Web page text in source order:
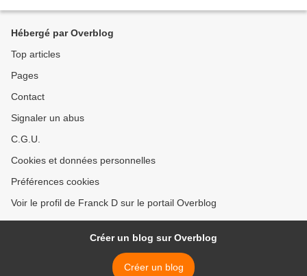
Hébergé par Overblog
Top articles
Pages
Contact
Signaler un abus
C.G.U.
Cookies et données personnelles
Préférences cookies
Voir le profil de Franck D sur le portail Overblog
Créer un blog sur Overblog
Créer un blog